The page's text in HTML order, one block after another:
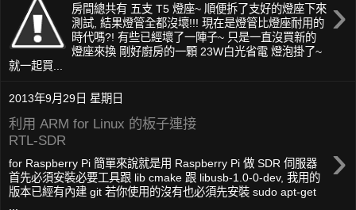
›
房間總共有 五支 T5 燈座~ 順便拆了支好的燈座下來
測試, 結果燈管全都沒壞!!! 現在是燈管比燈座耐用的
時代嗎?! 有些已經壞了一陣子~ 只是一直沒買新的
燈座來換 剛好廚房的一顆 23W白光省電 燈泡掛了~
就一起買...
2013年9月29日 星期日
利用 ARM for Linux 的板子連接
RTL-SDR
›
for Raspberry Pi 簡單來說就是用 Raspberry Pi 做 SDR 伺服器
首先必須安裝必要工具跟 lib cmake 跟 libusb-1.0-0-dev, 我用的
版本已經有內建 git 若你使用的沒有也必須先安裝 sudo apt-get